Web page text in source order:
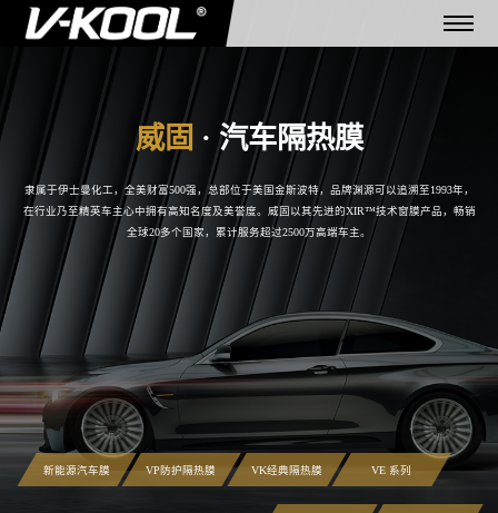
隶属于伊士曼化工，全美财富500强，总部位于美国金斯波特，品牌渊源可以追溯至1993年，
在行业乃至精英车主心中拥有高知名度及美誉度。 威固以其先进的XIR™技术窗膜产品，畅销
全球20多个国家，累计服务超过2500万高端车主。
新能源汽车膜 VP防护隔热膜 VK经典隔热膜 VE 系列